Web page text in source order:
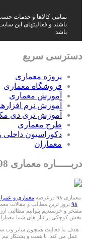
تمامی کالاها و خدمات
باشند و فعالیتهای این
باشد
دسترسی سریع
پروژه معماری
فروشگاه معماری
آموزش معماری
آموزش نرم
آموزش تری دی
طرح معماری
دکوراسیون
معماران
دربـــــاره معماری 98
معماری ۹۸ درعرصه معماری و
۹۸ بروز ترین مطالب و مقالات
مفتخر و خرسندیم بتوانیم مطالبی
بخش کوچکی از نیاز های شما